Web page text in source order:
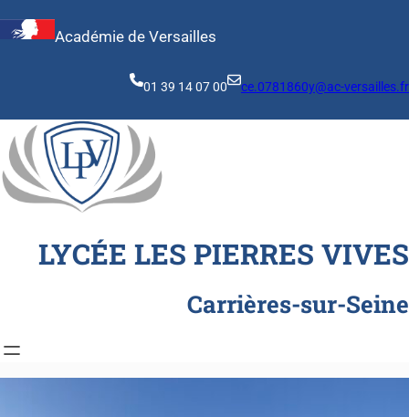
au
Académie de Versailles
01 39 14 07 00 ce.0781860y@ac-versailles.fr
LYCÉE LES PIERRES VIVES
Carrières-sur-Seine